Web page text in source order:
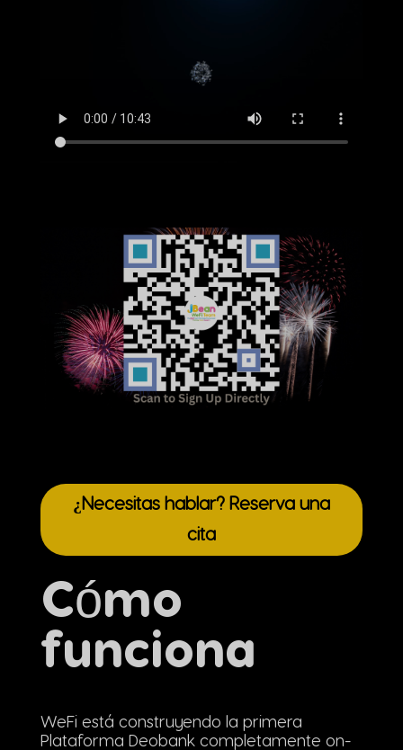
¿Necesitas hablar? Reserva una
cita
Cómo
funciona
WeFi está construyendo la primera
Plataforma Deobank completamente on-